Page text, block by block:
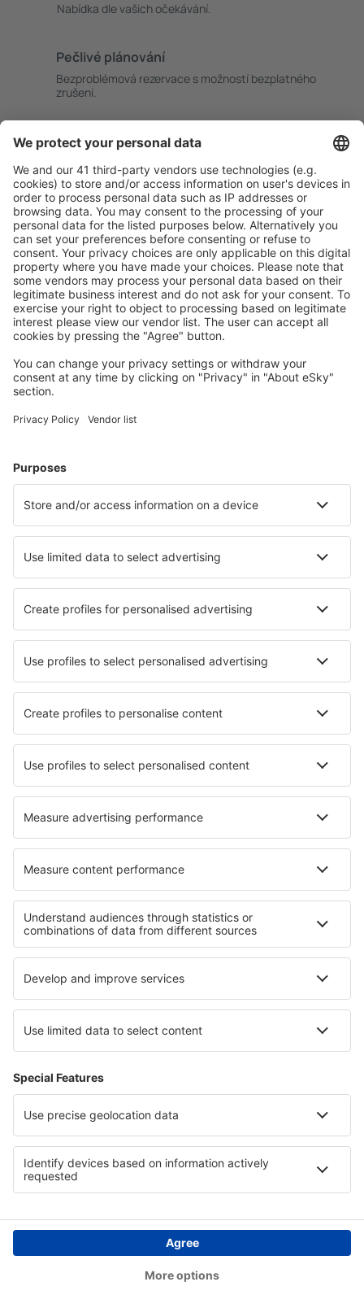
Nabídka dle vašich očekávání.
Pečlivé plánování
Bezproblémová rezervace s možností bezplatného
zrušení.
Atraktivní ceny a speciální nabídky pro přihlášené
uživatele.
Ubytování dle vašeho gusta
Vyberte si z více než 1.3 milionu zařízení: hotelů,
apartmánů, chat a dalších.
Nejvyhledávanější hotely uživateli eSky
Hotely ve Spojených státech amerických - Oblíbená města
Hotely in Kissimmee Hotely v Myrtle Beach
Hotely in Port Aransas Hotely v Birminghamu
Nejlepší hotely - města
Hotely in Carmelo Hotely in Eppingen
Hotely in L'Hermitage Hotely in Passo del Tonale
Hotely in Motta Visconti Hotely in Mysen
Nejlepší hotely - regiony
Hotely in Oregon
Hotely in Finger Lakes Hotely v Alta-Snowbird
Hotely in Delaware Beaches Hotely v Blagoevgradu
Hotely in Poas Volcano National Park
Hotely in Archipelago National Park
Hotely in Drawa National Park Hotely in Bastimentos Island
Copyright © eSky.cz. Všechna práva vyhrazena.